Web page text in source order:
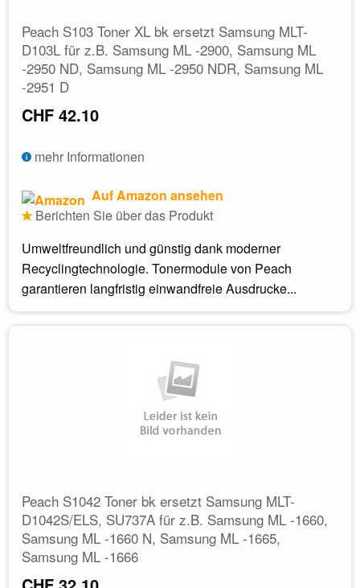
Peach S103 Toner XL bk ersetzt Samsung MLT-
D103L für z.B. Samsung ML -2900, Samsung ML
-2950 ND, Samsung ML -2950 NDR, Samsung ML
-2951 D
CHF 42.10
mehr Informationen
Auf Amazon ansehen
Berichten Sie über das Produkt
Umweltfreundlich und günstig dank moderner
Recyclingtechnologie. Tonermodule von Peach
garantieren langfristig einwandfreie Ausdrucke...
Peach S1042 Toner bk ersetzt Samsung MLT-
D1042S/ELS, SU737A für z.B. Samsung ML -1660,
Samsung ML -1660 N, Samsung ML -1665,
Samsung ML -1666